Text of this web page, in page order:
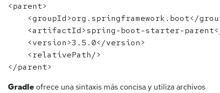
<parent>
<groupId>org.springframework.boot</
<artifactId>spring-boot-starter-
    <version>3.5.0</version>
    <relativePath/>
Gradle ofrece una sintaxis más concisa y utiliza archivos